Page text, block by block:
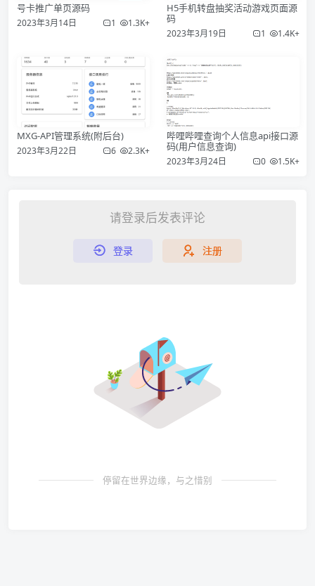
号卡推广单页源码
2023年3月14日 1 1.3K+
H5手机转盘抽奖活动游戏页面源
码
2023年3月19日 1 1.4K+
MXG-API管理系统(附后台)
2023年3月22日 6 2.3K+
哔哩哔哩查询个人信息api接口源
码(用户信息查询)
2023年3月24日 0 1.5K+
请登录后发表评论
登录 注册
停留在世界边缘，与之惜别